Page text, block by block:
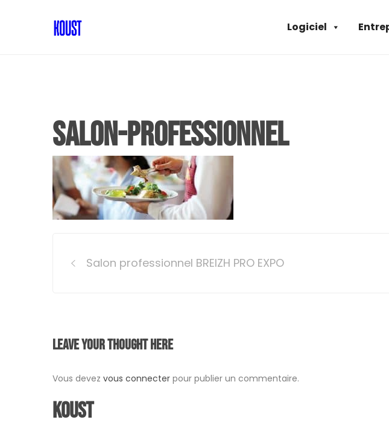
Logiciel
salon-professionnel
navigation
Salon professionnel BREIZH PRO EXPO
Leave your thought here
Vous devez vous connecter pour publier un commentaire.
Koust